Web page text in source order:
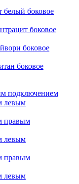
белый боковое
боковое
боковое
боковое
подключением
левым
правым
левым
правым
левым